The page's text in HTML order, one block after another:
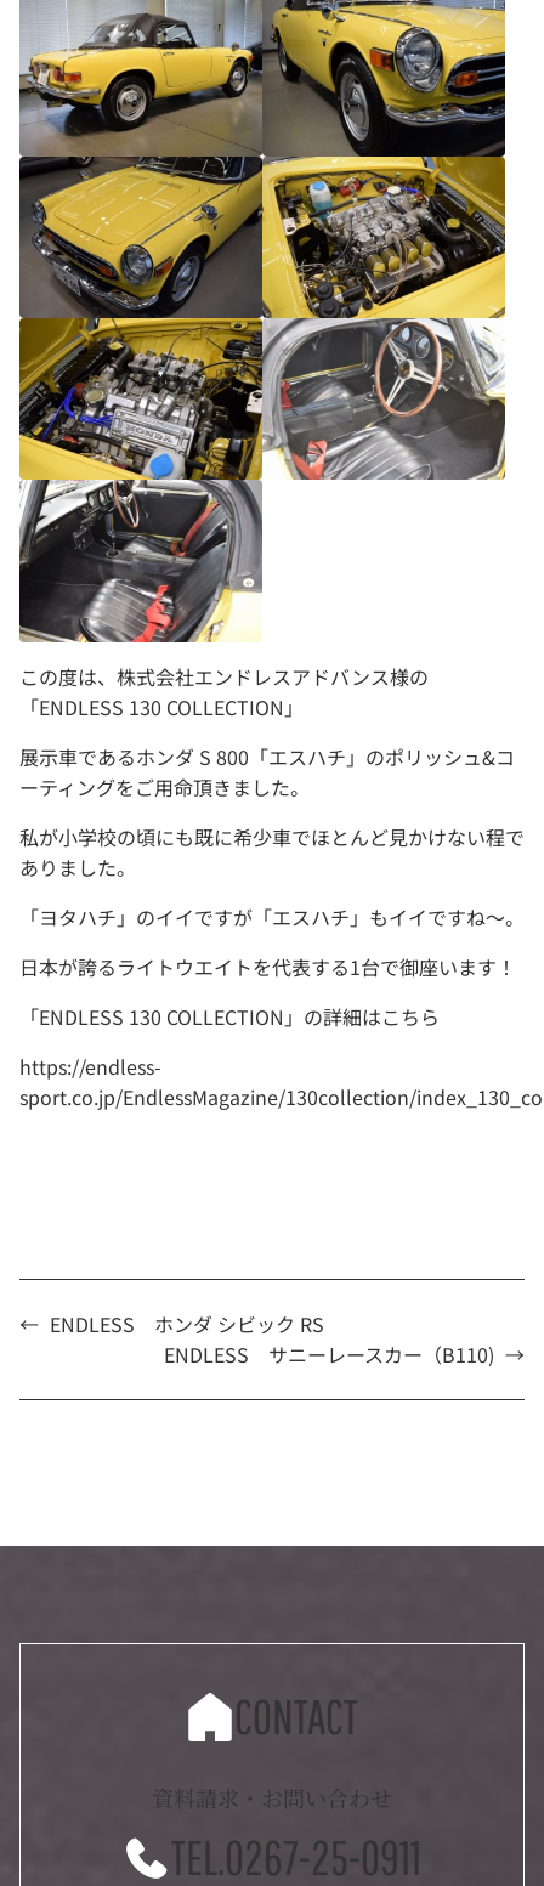
この度は、株式会社エンドレスアドバンス様の
「ENDLESS 130 COLLECTION」
展示車であるホンダ S 800「エスハチ」のポリッシュ&コ
ーティングをご用命頂きました。
私が小学校の頃にも既に希少車でほとんど見かけない程で
ありました。
「ヨタハチ」のイイですが「エスハチ」もイイですね～。
日本が誇るライトウエイトを代表する1台で御座います！
「ENDLESS 130 COLLECTION」の詳細はこちら
https://endless-
sport.co.jp/EndlessMagazine/130collection/
← ENDLESS ホンダ シビック RS
ENDLESS サニーレースカー（B110) →
CONTACT
資料請求・お問い合わせ
TEL.0267-25-0911